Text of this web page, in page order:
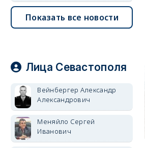
Показать все новости
Лица Севастополя
Вейнбергер Александр
Александрович
Меняйло Сергей
Иванович